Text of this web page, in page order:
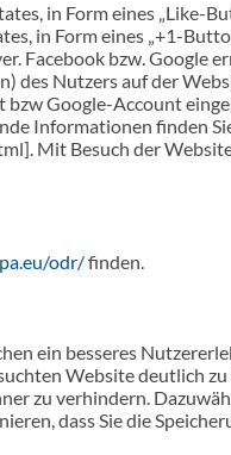
in Form eines „Like-
in Form eines „+1-
Facebook bzw. Google
des Nutzers auf der
bzw Google-Account
Informationen finden
Mit Besuch der Website
odr/finden.
ein besseres
Website deutlich
zu verhindern.
dass Sie die